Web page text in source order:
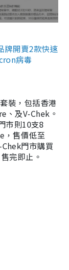
牌開賣2款快速
病毒
裝，包括香港
、及V-Chek。
市則10支8
，售價低至
門市購買
完即止。